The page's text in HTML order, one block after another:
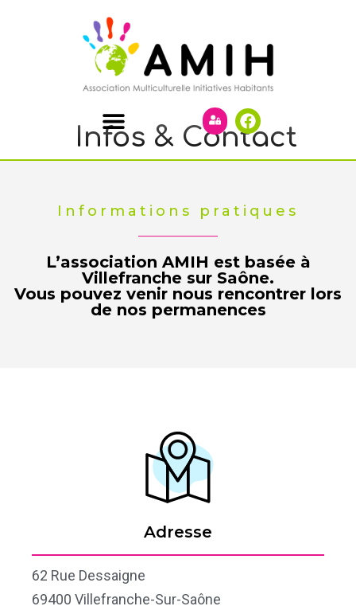
Infos & Contact
Informations pratiques
L’association AMIH est basée à
Villefranche sur Saône.
Vous pouvez venir nous rencontrer lors
de nos permanences
Adresse
62 Rue Dessaigne
69400 Villefranche-Sur-Saône